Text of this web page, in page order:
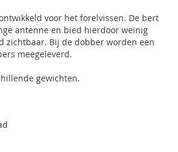
voor het forelvissen. De bert
antenne en bied hierdoor weinig
zichtbaar. Bij de dobber worden een
meegeleverd.
gewichten.